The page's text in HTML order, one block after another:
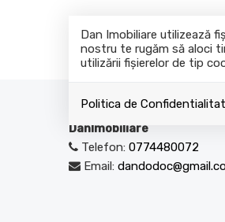
Dan Imobiliare utilizează
nostru te rugăm să aloci
utilizării fişierelor de tip
Politica de
DanImobiliare
Telefon: 0774480072
Email: